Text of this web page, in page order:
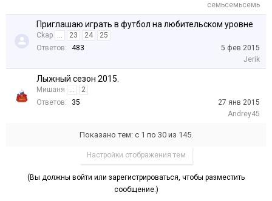
семьсемьсемь
Приглашаю играть в футбол на любительском уровне
Ckap ... 23 24
25
Ответов:
483
5 фев 2015
Jerik
Лыжный сезон 2015.
Мишаня ...
2
Ответов:
35
27 янв 2015
Andrey45
Показано тем: с 1 по 30 из 145.
Настройки отображения тем
(Вы должны войти или зарегистрироваться, чтобы разместить
сообщение.)